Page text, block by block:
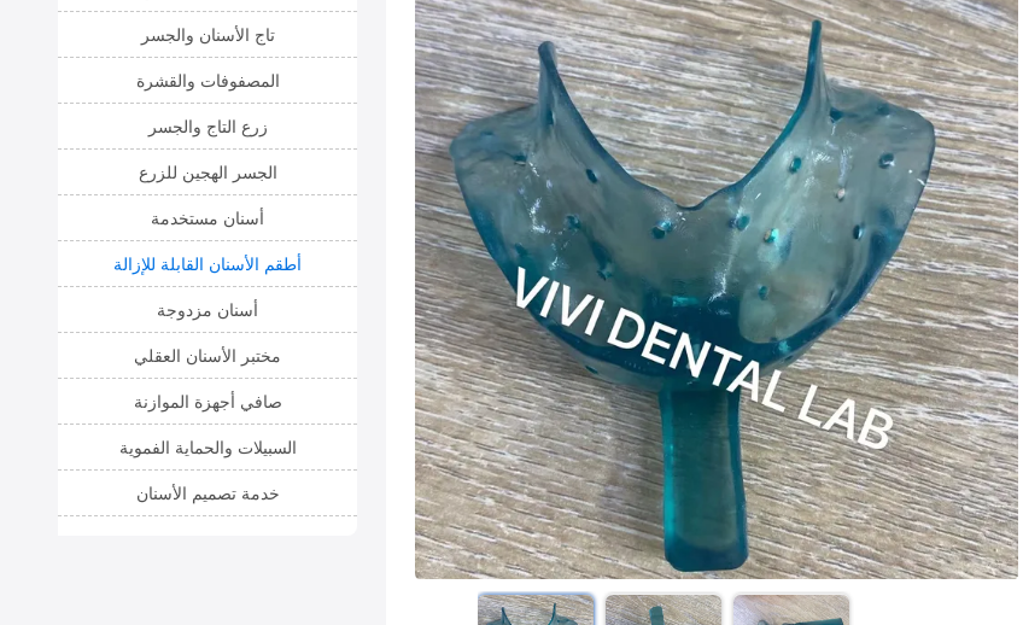
تاج الأسنان والجسر
المصفوفات والقشرة
زرع التاج والجسر
الجسر الهجين للزرع
أسنان مستخدمة
أطقم الأسنان القابلة للإزالة
أسنان مزدوجة
مختبر الأسنان العقلي
صافي أجهزة الموازنة
السبيلات والحماية الفموية
خدمة تصميم الأسنان